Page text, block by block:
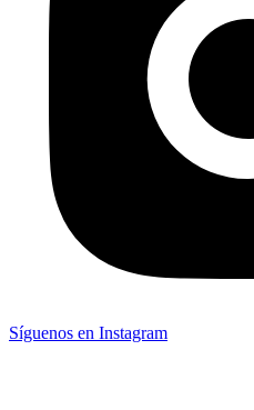
Síguenos en Instagram